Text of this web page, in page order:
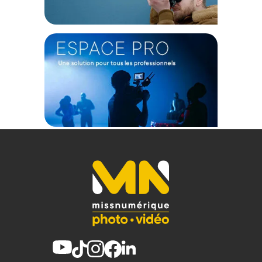
stabilisation logicielle". La caméra HERO 13 Black élève
encore d'un cran cette norme en améliorant les
performances d'AutoBoost HyperSmooth, offrant ainsi une
stabilisation encore meilleure et un recadrage réduit de
l'image. Que vous soyez en vélo, en skate, en skis, en train
de jouer au parc avec vos enfants ou en train de capturer
des clichés spectaculaires en vue subjective de vos animaux
de compagnie, cette caméra garantit que même les images
les plus instables seront incroyablement fluides.
Une autonomie améliorée et plus efficace
incluse. Vous pouvez ainsi profiter de 70 minutes
d'enregistrement continu en 5.3K60, notre résolution la plus
élevée, de plus de 60 minutes 30 en 5.3K30 et de plus de
150 minutes d'enregistrement continu en 1080p30. De plus,
grâce à une technologie avancée, la batterie Enduro
améliore également ses performances par temps froid par
rapport aux caméras et batteries GoPro précédentes.
Photo et vidéo HDR